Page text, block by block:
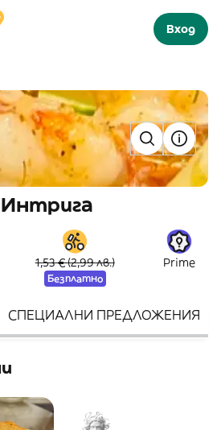
Вход
1,53 € (2,99 лв.)
Безплатно
Prime
СПЕЦИАЛНИ ПРЕДЛОЖЕНИЯ